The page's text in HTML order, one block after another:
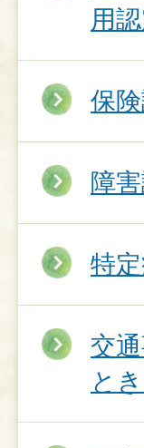
用
保
障
特
交
と